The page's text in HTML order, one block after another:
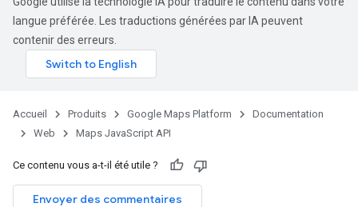
langue préférée. Les traductions générées par IA peuvent
contenir des erreurs.
Accueil Produits Google Maps Platform
Documentation
Web
Maps JavaScript API
Ce contenu vous a-t-il été utile ?
Envoyer des commentaires